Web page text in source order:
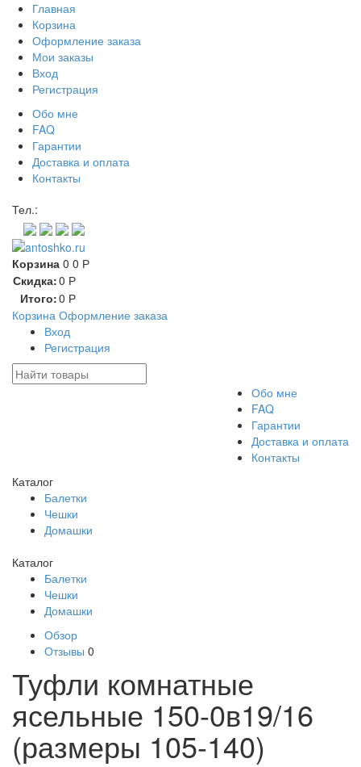
Главная
Корзина
Оформление заказа
Мои заказы
Вход
Регистрация
Обо мне
FAQ
Гарантии
Доставка и оплата
Контакты
Тел.:
Корзина 0 0 Р
Скидка:0 Р
Итого:0 Р
Корзина Оформление заказа
Вход
Регистрация
Обо мне
FAQ
Гарантии
Доставка и оплата
Контакты
Каталог
Балетки
Чешки
Домашки
Каталог
Балетки
Чешки
Домашки
Обзор
Отзывы 0
Туфли комнатные
ясельные 150-0в19/16
(размеры 105-140)